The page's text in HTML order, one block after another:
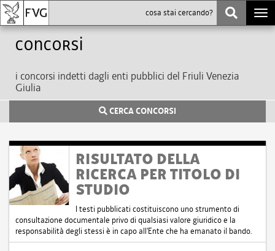
Concorsi
i concorsi indetti dagli enti pubblici del Friuli Venezia
Giulia
CERCA CONCORSI
RISULTATO DELLA
RICERCA PER TITOLO DI
STUDIO
I testi pubblicati costituiscono uno strumento di
consultazione documentale privo di qualsiasi valore giuridico e la
responsabilità degli stessi è in capo all'Ente che ha emanato il bando.